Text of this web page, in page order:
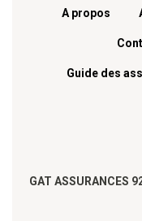
A propos
Guide des
GAT ASSURANCES